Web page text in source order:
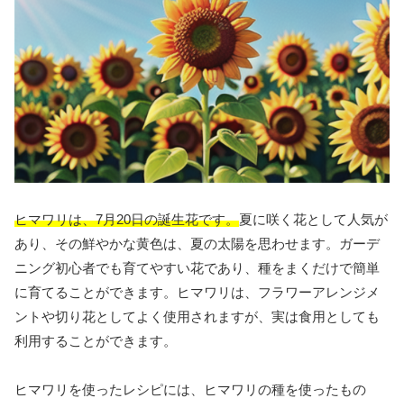
ヒマワリは、7月20日の誕生花です。夏に咲く花として人気が
あり、その鮮やかな黄色は、夏の太陽を思わせます。ガーデ
ニング初心者でも育てやすい花であり、種をまくだけで簡単
に育てることができます。ヒマワリは、フラワーアレンジメ
ントや切り花としてよく使用されますが、実は食用としても
利用することができます。
ヒマワリを使ったレシピには、ヒマワリの種を使ったもの